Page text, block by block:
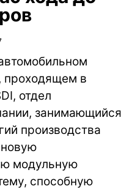
проходящем в
отдел
занимающийся
производства
новую
модульную
способную